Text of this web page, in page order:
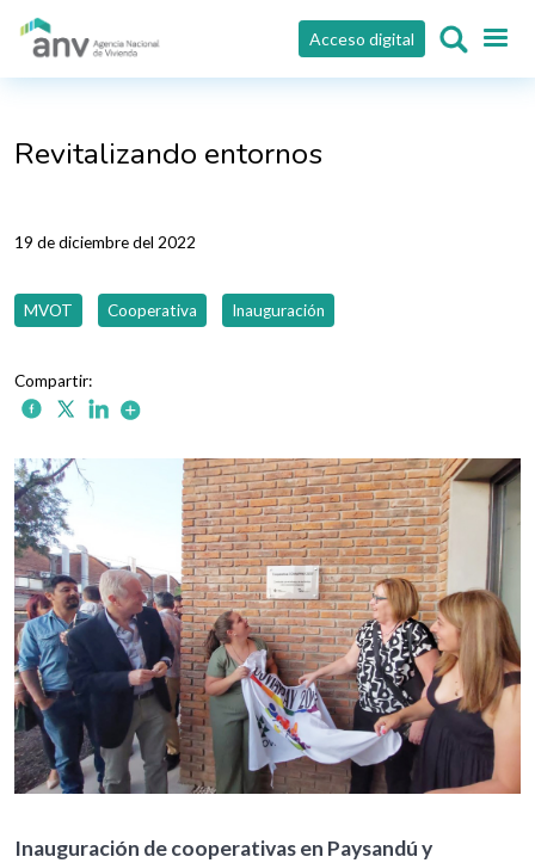
Pasar al contenido principal
Acceso digital
Revitalizando entornos
19 de diciembre del 2022
MVOT Cooperativa Inauguración
Inauguración de cooperativas en Paysandú y